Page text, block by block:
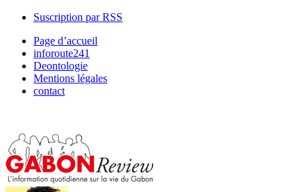
Suscription par RSS
Page d’accueil
inforoute241
Deontologie
Mentions légales
contact